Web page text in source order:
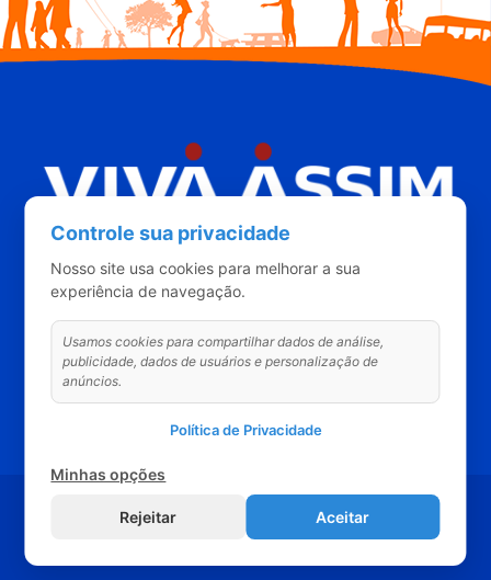
Quem Somos Categorias Vídeos
Siga o VIVA ASSIM
© 2018 - vivaassim.com.br. | Política de Privacidade
Controle sua privacidade
Nosso site usa cookies para melhorar a sua
experiência de navegação.
Usamos cookies para compartilhar dados de análise,
publicidade, dados de usuários e personalização de
anúncios.
Política de Privacidade
Minhas opções
Rejeitar Aceitar